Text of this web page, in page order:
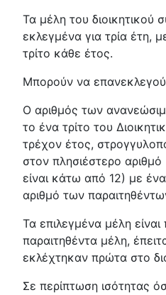
Τα μέλη του διοικητικού
εκλεγμένα για τρία έτη,
τρίτο κάθε έτος.
Μπορούν να
Ο αριθμός των
το ένα τρίτο του
τρέχον έτος,
στον πλησιέστερο
είναι κάτω από 12) με
αριθμό των
Τα επιλεγμένα μέλη
παραιτηθέντα μέλη,
εκλέχτηκαν πρώτα στο
Σε περίπτωση ισότητας